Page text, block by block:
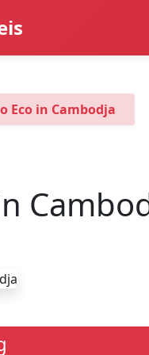
Eco in Cambodja